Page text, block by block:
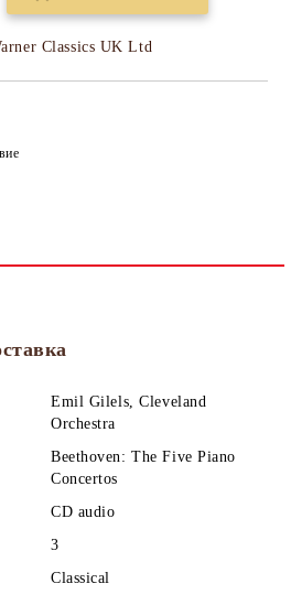
Classics UK Ltd
Emil Gilels, Cleveland
Orchestra
Beethoven: The Five Piano
Concertos
CD audio
3
Classical